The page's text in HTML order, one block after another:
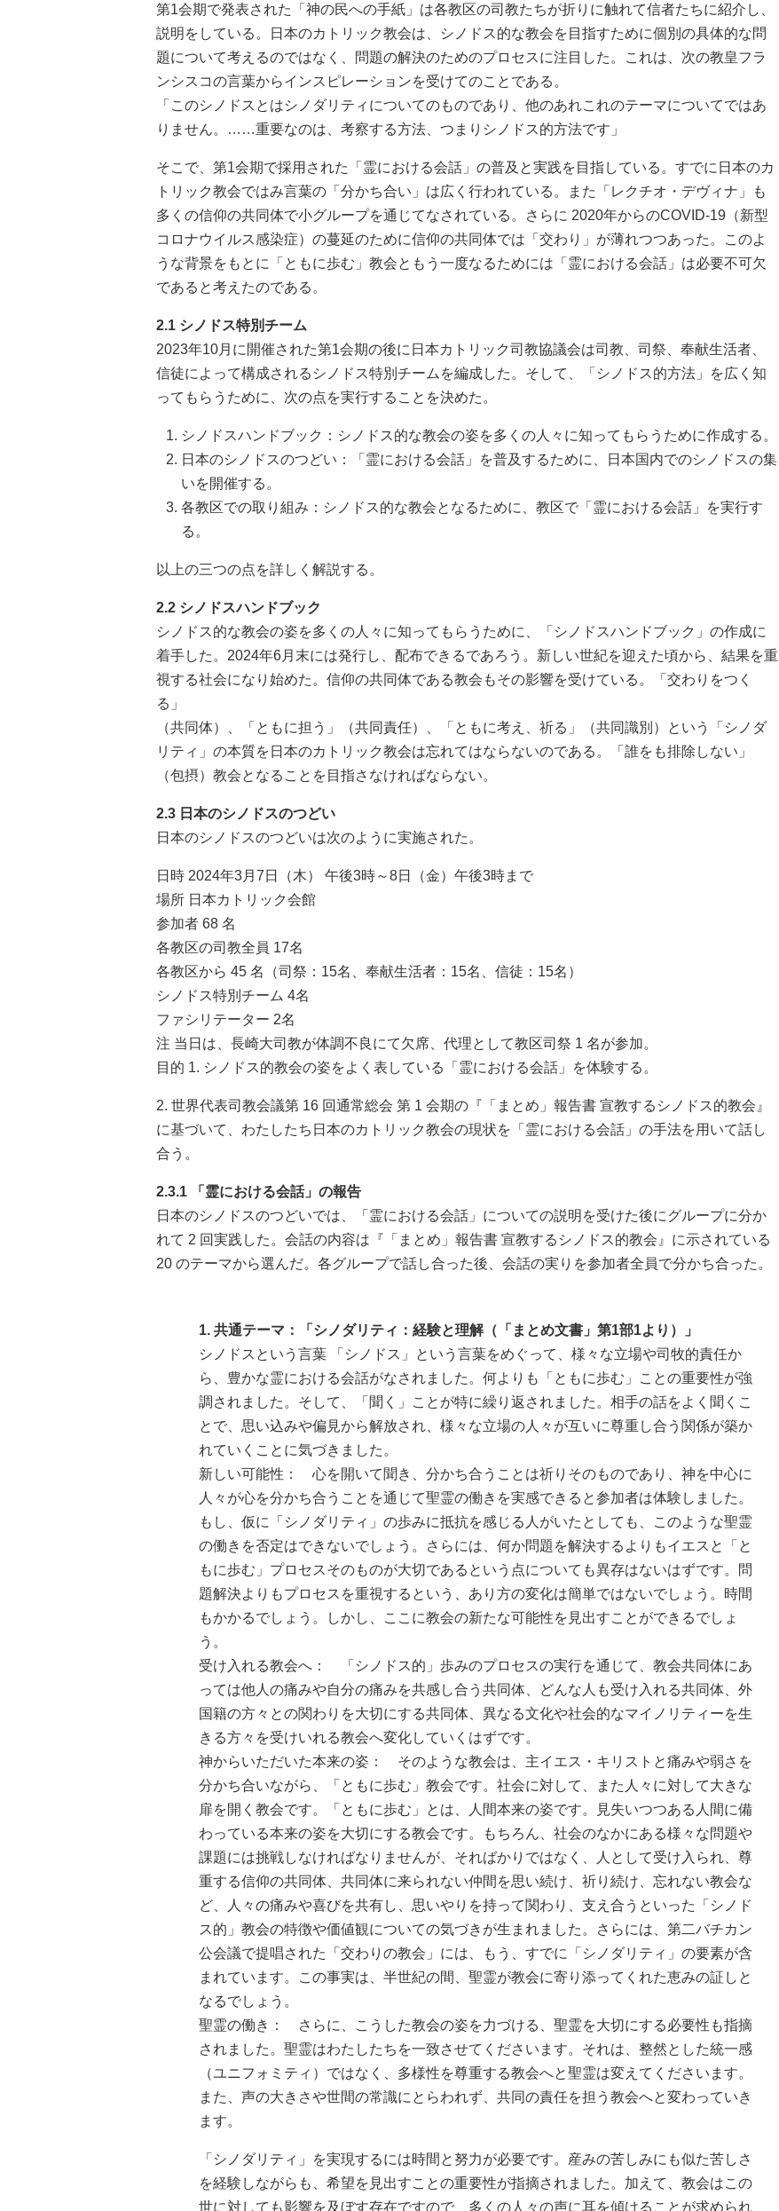
第1会期で発表された「神の民への手紙」は各教区の司教たちが折りに触れて信者たちに紹介し、
説明をしている。日本のカトリック教会は、シノドス的な教会を目指すために個別の具体的な問
題について考えるのではなく、問題の解決のためのプロセスに注目した。これは、次の教皇フラ
ンシスコの言葉からインスピレーションを受けてのことである。
「このシノドスとはシノダリティについてのものであり、他のあれこれのテーマについてではあ
りません。……重要なのは、考察する方法、つまりシノドス的方法です」
そこで、第1会期で採用された「霊における会話」の普及と実践を目指している。すでに日本のカ
トリック教会ではみ言葉の「分かち合い」は広く行われている。また「レクチオ・デヴィナ」も
多くの信仰の共同体で小グループを通じてなされている。さらに 2020年からのCOVID-19（新型
コロナウイルス感染症）の蔓延のために信仰の共同体では「交わり」が薄れつつあった。このよ
うな背景をもとに「ともに歩む」教会ともう一度なるためには「霊における会話」は必要不可欠
であると考えたのである。
2.1 シノドス特別チーム
2023年10月に開催された第1会期の後に日本カトリック司教協議会は司教、司祭、奉献生活者、
信徒によって構成されるシノドス特別チームを編成した。そして、「シノドス的方法」を広く知
ってもらうために、次の点を実行することを決めた。
シノドスハンドブック：シノドス的な教会の姿を多くの人々に知ってもらうために作成する。
日本のシノドスのつどい：「霊における会話」を普及するために、日本国内でのシノドスの集
いを開催する。
各教区での取り組み：シノドス的な教会となるために、教区で「霊における会話」を実行す
る。
以上の三つの点を詳しく解説する。
2.2 シノドスハンドブック
シノドス的な教会の姿を多くの人々に知ってもらうために、「シノドスハンドブック」の作成に
着手した。2024年6月末には発行し、配布できるであろう。新しい世紀を迎えた頃から、結果を重
視する社会になり始めた。信仰の共同体である教会もその影響を受けている。「交わりをつく
る」
（共同体）、「ともに担う」（共同責任）、「ともに考え、祈る」（共同識別）という「シノダ
リティ」の本質を日本のカトリック教会は忘れてはならないのである。「誰をも排除しない」
（包摂）教会となることを目指さなければならない。
2.3 日本のシノドスのつどい
日本のシノドスのつどいは次のように実施された。
日時 2024年3月7日（木） 午後3時～8日（金）午後3時まで
場所 日本カトリック会館
参加者 68 名
各教区の司教全員 17名
各教区から 45 名（司祭：15名、奉献生活者：15名、信徒：15名）
シノドス特別チーム 4名
ファシリテーター 2名
注 当日は、長崎大司教が体調不良にて欠席、代理として教区司祭 1 名が参加。
目的 1. シノドス的教会の姿をよく表している「霊における会話」を体験する。
2. 世界代表司教会議第 16 回通常総会 第 1 会期の『「まとめ」報告書 宣教するシノドス的教会』
に基づいて、わたしたち日本のカトリック教会の現状を「霊における会話」の手法を用いて話し
合う。
2.3.1 「霊における会話」の報告
日本のシノドスのつどいでは、「霊における会話」についての説明を受けた後にグループに分か
れて 2 回実践した。会話の内容は『「まとめ」報告書 宣教するシノドス的教会』に示されている
20 のテーマから選んだ。各グループで話し合った後、会話の実りを参加者全員で分かち合った。
1. 共通テーマ：「シノダリティ：経験と理解（「まとめ文書」第1部1より）」
シノドスという言葉 「シノドス」という言葉をめぐって、様々な立場や司牧的責任か
ら、豊かな霊における会話がなされました。何よりも「ともに歩む」ことの重要性が強
調されました。そして、「聞く」ことが特に繰り返されました。相手の話をよく聞くこ
とで、思い込みや偏見から解放され、様々な立場の人々が互いに尊重し合う関係が築か
れていくことに気づきました。
新しい可能性： 心を開いて聞き、分かち合うことは祈りそのものであり、神を中心に
人々が心を分かち合うことを通じて聖霊の働きを実感できると参加者は体験しました。
もし、仮に「シノダリティ」の歩みに抵抗を感じる人がいたとしても、このような聖霊
の働きを否定はできないでしょう。さらには、何か問題を解決するよりもイエスと「と
もに歩む」プロセスそのものが大切であるという点についても異存はないはずです。問
題解決よりもプロセスを重視するという、あり方の変化は簡単ではないでしょう。時間
もかかるでしょう。しかし、ここに教会の新たな可能性を見出すことができるでしょ
う。
受け入れる教会へ： 「シノドス的」歩みのプロセスの実行を通じて、教会共同体にあ
っては他人の痛みや自分の痛みを共感し合う共同体、どんな人も受け入れる共同体、外
国籍の方々との関わりを大切にする共同体、異なる文化や社会的なマイノリティーを生
きる方々を受けいれる教会へ変化していくはずです。
神からいただいた本来の姿： そのような教会は、主イエス・キリストと痛みや弱さを
分かち合いながら、「ともに歩む」教会です。社会に対して、また人々に対して大きな
扉を開く教会です。「ともに歩む」とは、人間本来の姿です。見失いつつある人間に備
わっている本来の姿を大切にする教会です。もちろん、社会のなかにある様々な問題や
課題には挑戦しなければなりませんが、そればかりではなく、人として受け入られ、尊
重する信仰の共同体、共同体に来られない仲間を思い続け、祈り続け、忘れない教会な
ど、人々の痛みや喜びを共有し、思いやりを持って関わり、支え合うといった「シノド
ス的」教会の特徴や価値観についての気づきが生まれました。さらには、第二バチカン
公会議で提唱された「交わりの教会」には、もう、すでに「シノダリティ」の要素が含
まれています。この事実は、半世紀の間、聖霊が教会に寄り添ってくれた恵みの証しと
なるでしょう。
聖霊の働き： さらに、こうした教会の姿を力づける、聖霊を大切にする必要性も指摘
されました。聖霊はわたしたちを一致させてくださいます。それは、整然とした統一感
（ユニフォミティ）ではなく、多様性を尊重する教会へと聖霊は変えてくださいます。
また、声の大きさや世間の常識にとらわれず、共同の責任を担う教会へと変わっていき
ます。
「シノダリティ」を実現するには時間と努力が必要です。産みの苦しみにも似た苦しさ
を経験しながらも、希望を見出すことの重要性が指摘されました。加えて、教会はこの
世に対しても影響を及ぼす存在ですので、多くの人々の声に耳を傾けることが求められ